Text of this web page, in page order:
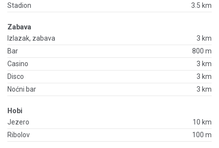
Stadion
3.5 km
Zabava
Izlazak, zabava
3 km
Bar
800 m
Casino
3 km
Disco
3 km
Noćni bar
3 km
Hobi
Jezero
10 km
Ribolov
100 m